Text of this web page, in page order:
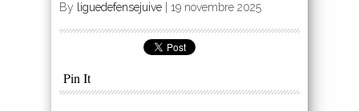
By liguedefensejuive 19 novembre 2025
Pin It